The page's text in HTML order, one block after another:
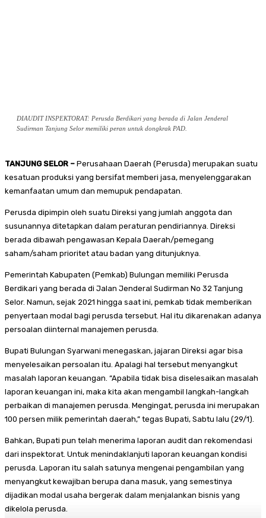
DIAUDIT INSPEKTORAT: Perusda Berdikari yang berada di Jalan Jenderal
Sudirman Tanjung Selor memiliki peran untuk dongkrak PAD.
TANJUNG SELOR – Perusahaan Daerah (Perusda) merupakan suatu
kesatuan produksi yang bersifat memberi jasa, menyelenggarakan
kemanfaatan umum dan memupuk pendapatan.
Perusda dipimpin oleh suatu Direksi yang jumlah anggota dan
susunannya ditetapkan dalam peraturan pendiriannya. Direksi
berada dibawah pengawasan Kepala Daerah/pemegang
saham/saham prioritet atau badan yang ditunjuknya.
Pemerintah Kabupaten (Pemkab) Bulungan memiliki Perusda
Berdikari yang berada di Jalan Jenderal Sudirman No 32 Tanjung
Selor. Namun, sejak 2021 hingga saat ini, pemkab tidak memberikan
penyertaan modal bagi perusda tersebut. Hal itu dikarenakan adanya
persoalan diinternal manajemen perusda.
Bupati Bulungan Syarwani menegaskan, jajaran Direksi agar bisa
menyelesaikan persoalan itu. Apalagi hal tersebut menyangkut
masalah laporan keuangan. “Apabila tidak bisa diselesaikan masalah
laporan keuangan ini, maka kita akan mengambil langkah-langkah
perbaikan di manajemen perusda. Mengingat, perusda ini merupakan
100 persen milik pemerintah daerah,” tegas Bupati, Sabtu lalu (29/1).
Bahkan, Bupati pun telah menerima laporan audit dan rekomendasi
dari inspektorat. Untuk menindaklanjuti laporan keuangan kondisi
perusda. Laporan itu salah satunya mengenai pengambilan yang
menyangkut kewajiban berupa dana masuk, yang semestinya
dijadikan modal usaha bergerak dalam menjalankan bisnis yang
dikelola perusda.